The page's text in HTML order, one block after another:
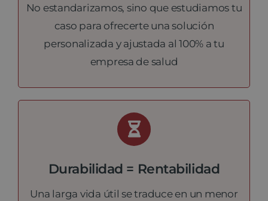
No estandarizamos, sino que estudiamos tu
caso para ofrecerte una solución
personalizada y ajustada al 100% a tu
empresa de salud
Durabilidad = Rentabilidad
Una larga vida útil se traduce en un menor